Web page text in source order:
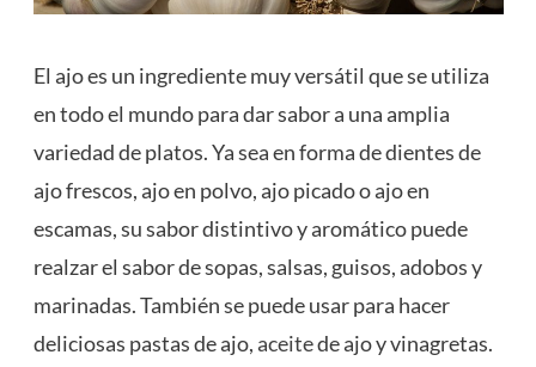
El ajo es un ingrediente muy versátil que se utiliza
en todo el mundo para dar sabor a una amplia
variedad de platos. Ya sea en forma de dientes de
ajo frescos, ajo en polvo, ajo picado o ajo en
escamas, su sabor distintivo y aromático puede
realzar el sabor de sopas, salsas, guisos, adobos y
marinadas. También se puede usar para hacer
deliciosas pastas de ajo, aceitede ajo y vinagretas.